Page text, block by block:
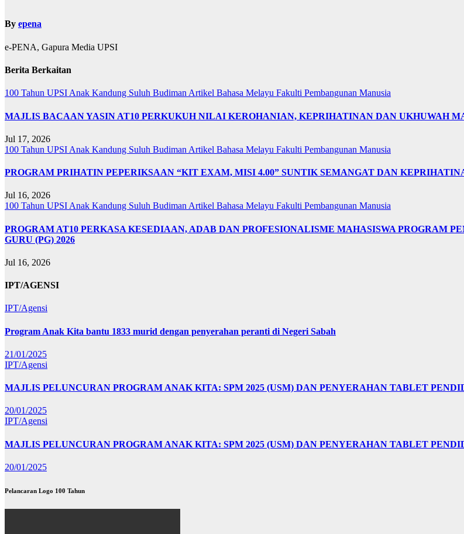
By epena
e-PENA, Gapura Media UPSI
Berita Berkaitan
100 Tahun UPSI Anak Kandung Suluh Budiman Artikel Bahasa Melayu Fakulti Pembangunan Manusia
MAJLIS BACAAN YASIN AT10 PERKUKUH NILAI KEROHANIAN, KEPRIHATINAN DAN UKHUWAH
Jul 17, 2026
100 Tahun UPSI Anak Kandung Suluh Budiman Artikel Bahasa Melayu Fakulti Pembangunan Manusia
PROGRAM PRIHATIN PEPERIKSAAN “KIT EXAM, MISI 4.00” SUNTIK SEMANGAT DAN
Jul 16, 2026
100 Tahun UPSI Anak Kandung Suluh Budiman Artikel Bahasa Melayu Fakulti Pembangunan Manusia
PROGRAM AT10 PERKASA KESEDIAAN, ADAB DAN PROFESIONALISME MAHASISWA PROGRAM
GURU (PG) 2026
Jul 16, 2026
IPT/AGENSI
IPT/Agensi
Program Anak Kita bantu 1833 murid dengan penyerahan peranti di Negeri Sabah
21/01/2025
IPT/Agensi
MAJLIS PELUNCURAN PROGRAM ANAK KITA: SPM 2025 (USM) DAN PENYERAHAN TABLET
20/01/2025
IPT/Agensi
MAJLIS PELUNCURAN PROGRAM ANAK KITA: SPM 2025 (USM) DAN PENYERAHAN TABLET
20/01/2025
Pelancaran Logo 100 Tahun